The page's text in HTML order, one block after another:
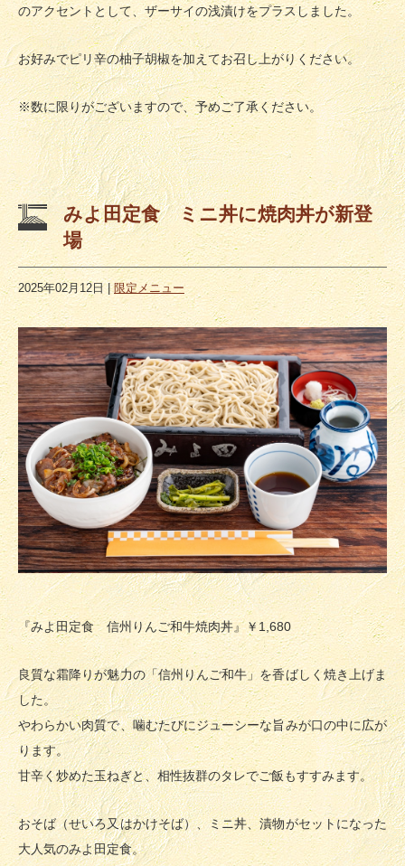
のアクセントとして、ザーサイの浅漬けをプラスしました。
お好みでピリ辛の柚子胡椒を加えてお召し上がりください。
※数に限りがございますので、予めご了承ください。
みよ田定食 ミニ丼に焼肉丼が新登
場
2025年02月12日|限定メニュー
『みよ田定食 信州りんご和牛焼肉丼』￥1,680
良質な霜降りが魅力の「信州りんご和牛」を香ばしく焼き上げま
した。
やわらかい肉質で、噛むたびにジューシーな旨みが口の中に広が
ります。
甘辛く炒めた玉ねぎと、相性抜群のタレでご飯もすすみます。
おそば（せいろ又はかけそば）、ミニ丼、漬物がセットになった
大人気のみよ田定食。